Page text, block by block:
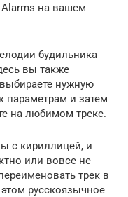
на вашем
будильника
вы также
нужную
параметрам и затем
на любимом треке.
с кириллицей, и
или вовсе не
трек в
русскоязычное